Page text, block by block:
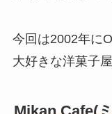
今回は2002年に
大好きな洋菓子